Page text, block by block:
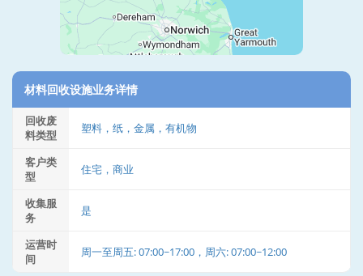
材料回收设施业务详情
回收废
料类型
塑料，纸，金属，有机物
客户类
型
住宅，商业
收集服
务
是
运营时
间
周一至周五: 07:00~17:00，周六: 07:00~12:00